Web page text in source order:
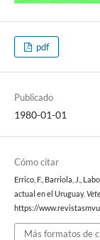
pdf
Publicado
1980-01-01
Cómo citar
Errico, F., Barriola, J.,
actual en el Uruguay.
https://
Más formatos de